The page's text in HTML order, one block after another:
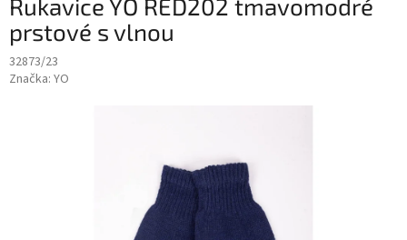
Rukavice YO RED202 tmavomodré
prstové s vlnou
32873/23
Značka: YO